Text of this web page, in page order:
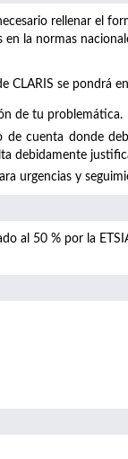
rellenar el
la normas
CLARIS se pondrá
de tu problemática.
cuenta donde
debidamente
urgencias y
al 50 % por la